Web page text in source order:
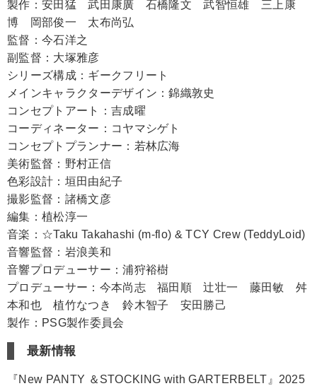
製作：安田猛 武田康廣 石橋隆文 武智恒雄 三上康
博 岡部俊一 太布尚弘
監督：今石洋之
副監督：大塚雅彦
シリーズ構成：ギークフリート
メインキャラクターデザイン：錦織敦史
コンセプトアート：吉成曜
コーディネーター：コヤマシゲト
コンセプトプランナー：若林広海
美術監督：野村正信
色彩設計：垣田由紀子
撮影監督：諸橋文彦
編集：植松淳一
音楽：☆Taku Takahashi (m-flo) & TCY Crew (TeddyLoid)
音響監督：岩浪美和
音響プロデューサー：浦狩裕樹
プロデューサー：今本尚志 福田順 辻壮一 藤田敏 舛
本和也 植竹なつき 鈴木智子 安田勝己
製作：PSG製作委員会
最新情報
『New PANTY ＆STOCKING with GARTERBELT』2025